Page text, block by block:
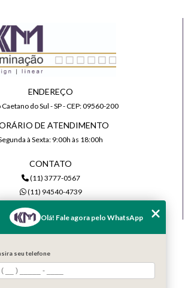
ENDEREÇO
Caetano do Sul - SP - CEP: 09560-200
DE ATENDIMENTO
à Sexta: 9:00h às 18:00h
CONTATO
(11) 3777-0567
(11) 94540-4739
Quem Somos
Serviços
Olá! Fale agora pelo WhatsApp
seu telefone